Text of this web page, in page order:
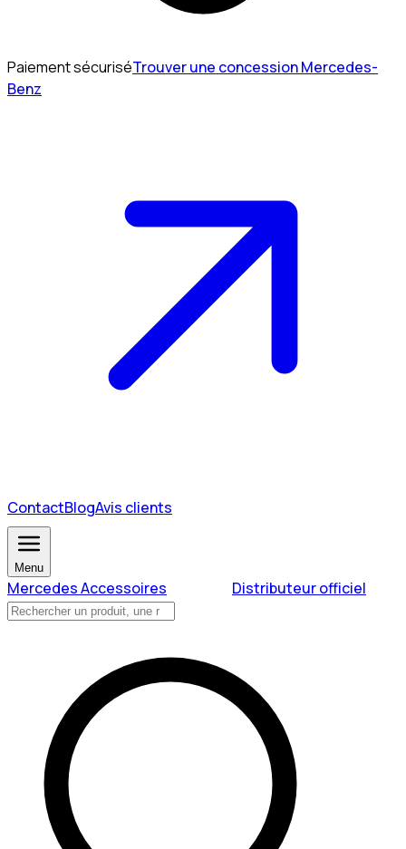
Paiement sécuriséTrouver une concession Mercedes-
Benz
ContactBlogAvis clients
Menu
Mercedes Accessoires Distributeur officiel